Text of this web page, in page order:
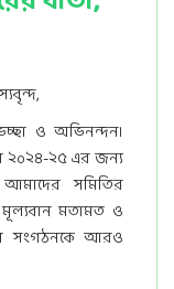
ও অভিনন্দন।
২০২৪-২৫ এর জন্য
সমিতির
মূল্যবান মতামত ও
সংগঠনকে আরও